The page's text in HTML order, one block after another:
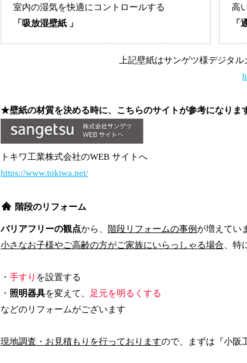
室内の湿気を快適にコントロールする
「吸放湿壁紙 」
高
「
上記壁紙はサンゲツ様デジタ
★壁紙の材質を決める時に、こちらのサイトが参考になりま
トキワ工業株式会社のWEB サイトへ
https://www.tokiwa.net/
階段のリフォーム
バリアフリーの観点から、 階段リフォームの事例 が増えてい
⼩さなお⼦様やご⾼齢の⽅がご家族にいらっしゃる場合、特
・ ⼿すり を設置する
・ 照明器具を変えて、 ⾜元を明るくする
などのリフォームがございます
現地調査・お⾒積もりを⾏っておりますので、まずは『⼩阪